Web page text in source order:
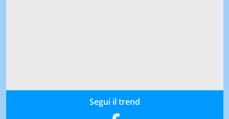
Segui il trend